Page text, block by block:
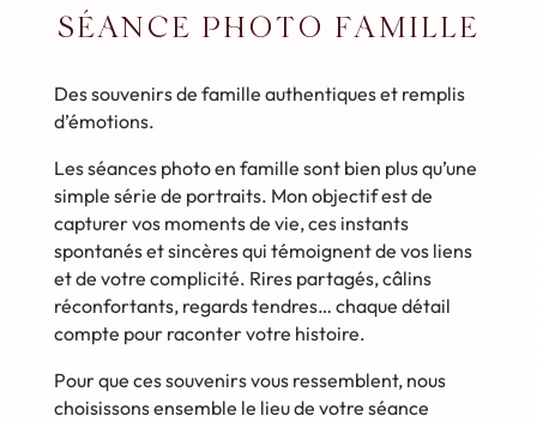
SÉANCE PHOTO FAMILLE
Des souvenirs de famille authentiques et remplis
d’émotions.
Les séances photo en famille sont bien plus qu’une
simple série de portraits. Mon objectif est de
capturer vos moments de vie, ces instants
spontanés et sincères qui témoignent de vos liens
et de votre complicité. Rires partagés, câlins
réconfortants, regards tendres… chaque détail
compte pour raconter votre histoire.
Pour que ces souvenirs vous ressemblent, nous
choisissons ensemble le lieu de votre séance